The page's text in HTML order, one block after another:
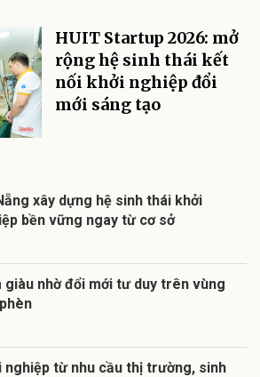
HUIT Startup 2026: mở
rộng hệ sinh thái kết
nối khởi nghiệp đổi
mới sáng tạo
xây dựng hệ sinh thái khởi
bền vững ngay từ cơ sở
giàu nhờ đổi mới tư duy trên vùng
nghiệp từ nhu cầu thị trường, sinh